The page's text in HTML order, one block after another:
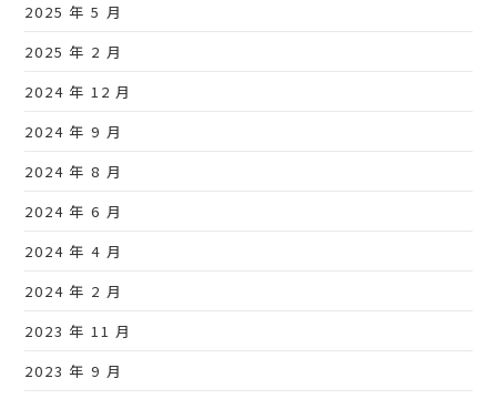
2025 年 5 月
2025 年 2 月
2024 年 12 月
2024 年 9 月
2024 年 8 月
2024 年 6 月
2024 年 4 月
2024 年 2 月
2023 年 11 月
2023 年 9 月